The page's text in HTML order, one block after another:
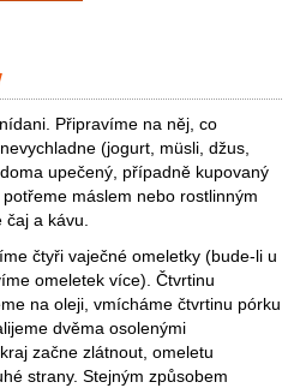
Připravíme na něj, co
(jogurt, müsli, džus,
upečený, případně kupovaný
máslem nebo rostlinným
čaj a kávu.
čtyři vaječné omeletky (bude-li u
omeletek více). Čtvrtinu
na oleji, vmícháme čtvrtinu pórku
dvěma osolenými
začne zlátnout, omeletu
strany. Stejným způsobem